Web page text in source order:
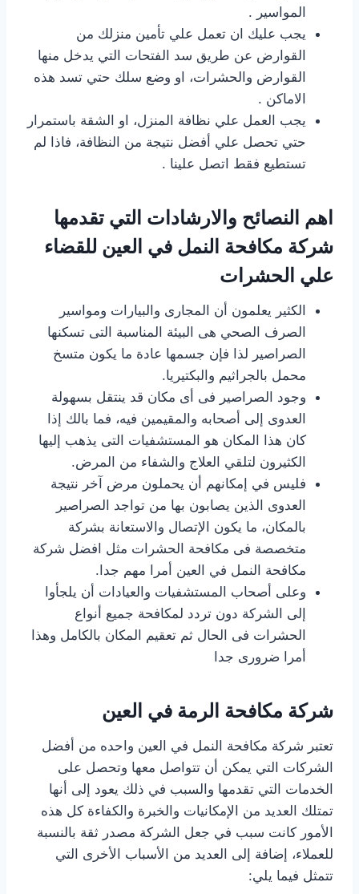
المواسير .
يجب عليك ان تعمل علي تأمين منزلك من
القوارض عن طريق سد الفتحات التي يدخل منها
القوارض والحشرات، او وضع سلك حتي تسد هذه
الاماكن .
يجب العمل علي نظافة المنزل، او الشقة باستمرار
حتي تحصل علي أفضل نتيجة من النظافة، فاذا لم
تستطيع فقط اتصل علينا .
اهم النصائح والارشادات التي تقدمها
شركة مكافحة النمل في العين للقضاء
علي الحشرات
الكثير يعلمون أن المجارى والبيارات ومواسير
الصرف الصحي هى البيئة المناسبة التى تسكنها
الصراصير لذا فإن جسمها عادة ما يكون متسخ
محمل بالجراثيم والبكتيريا.
وجود الصراصير فى أى مكان قد ينتقل بسهولة
العدوى إلى أصحابه والمقيمين فيه، فما بالك إذا
كان هذا المكان هو المستشفيات التى يذهب إليها
الكثيرون لتلقي العلاج والشفاء من المرض.
فليس في إمكانهم أن يحملون مرض آخر نتيجة
العدوى الذين يصابون بها من تواجد الصراصير
بالمكان، ما يكون الإتصال والاستعانة بشركة
متخصصة فى مكافحة الحشرات مثل افضل شركة
مكافحة النمل في العين أمرا مهم جدا.
وعلى أصحاب المستشفيات والعيادات أن يلجأوا
إلى الشركة دون تردد لمكافحة جميع أنواع
الحشرات فى الحال ثم تعقيم المكان بالكامل وهذا
أمرا ضرورى جدا
شركة مكافحة الرمة في العين
تعتبر شركة مكافحة النمل في العين واحده من أفضل
الشركات التي يمكن أن تتواصل معها وتحصل على
الخدمات التي تقدمها والسبب في ذلك يعود إلى أنها
تمتلك العديد من الإمكانيات والخبرة والكفاءة كل هذه
الأمور كانت سبب في جعل الشركة مصدر ثقة بالنسبة
للعملاء، إضافة إلى العديد من الأسباب الأخرى التي
تتمثل فيما يلي: